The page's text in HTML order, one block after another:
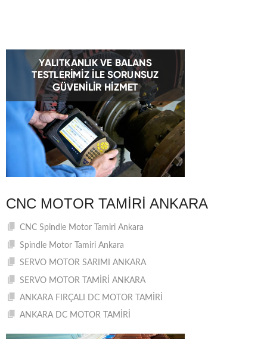
CNC MOTOR TAMIRI ANKARA
CNC Spindle Motor Tamiri Ankara
Spindle Motor Tamiri Ankara
SERVO MOTOR SARIMI ANKARA
SERVO MOTOR TAMİRİ ANKARA
ANKARA FIRÇALI DC MOTOR TAMİRİ
ANKARA DC MOTOR TAMİRİ